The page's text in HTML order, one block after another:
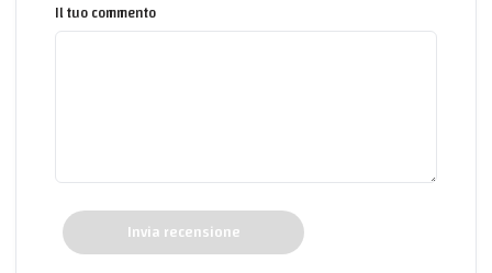
Il tuo commento
Invia recensione